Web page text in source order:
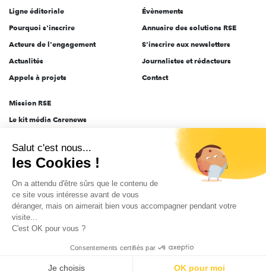
Ligne éditoriale
Pourquoi s'inscrire
Acteurs de l'engagement
Actualités
Appels à projets
Évènements
Annuaire des solutions RSE
S'inscrire aux newsletters
Journalistes et rédacteurs
Contact
Mission RSE
Le kit média Carenews
AEF info
Novethic
PRODURABLE
Inclusiv Day
Données personnelles Mentions légales 2025-2026 Tout droits réservés
Salut c'est nous...
les Cookies !
On a attendu d'être sûrs que le contenu de
ce site vous intéresse avant de vous
déranger, mais on aimerait bien vous accompagner pendant votre
visite...
C'est OK pour vous ?
Consentements certifiés par
Je choisis OK pour moi